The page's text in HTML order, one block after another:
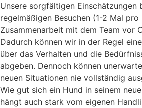
Unsere sorgfältigen Einschätzungen
regelmäßigen Besuchen (1-2 Mal
Zusammenarbeit mit dem Team vor
Dadurch können wir in der Regel
über das Verhalten und die
abgeben. Dennoch können
neuen Situationen nie vollständig
Wie gut sich ein Hund in seinem
hängt auch stark vom eigenen